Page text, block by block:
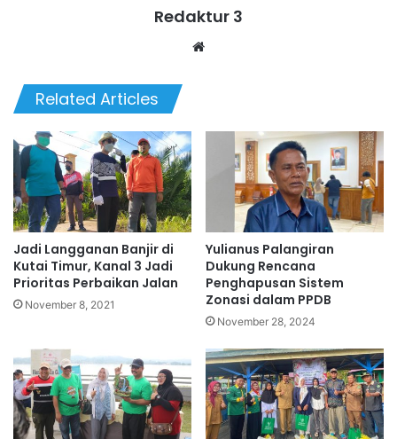
Redaktur 3
Related Articles
Jadi Langganan Banjir di
Kutai Timur, Kanal 3 Jadi
Prioritas Perbaikan Jalan
November 8, 2021
Yulianus Palangiran
Dukung Rencana
Penghapusan Sistem
Zonasi dalam PPDB
November 28, 2024